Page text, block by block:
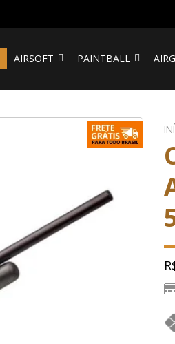
AIRSOFT PAINTBALL